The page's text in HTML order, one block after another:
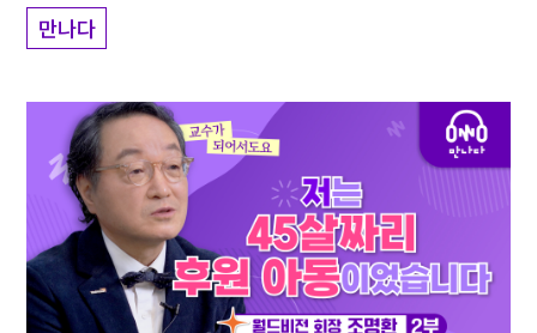
만나다